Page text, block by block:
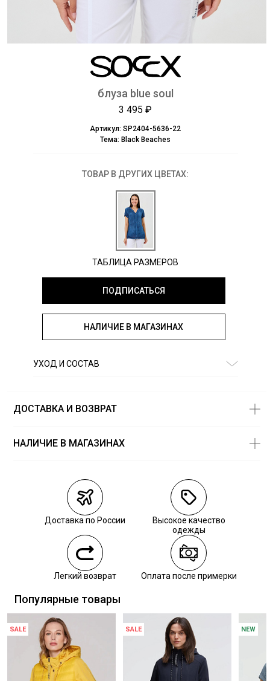
блуза blue soul
3 495 ₽
Артикул: SP2404-5636-22
Тема: Black Beaches
ТОВАР В ДРУГИХ ЦВЕТАХ:
ТАБЛИЦА РАЗМЕРОВ
ПОДПИСАТЬСЯ
НАЛИЧИЕ В МАГАЗИНАХ
УХОД И СОСТАВ
ДОСТАВКА И ВОЗВРАТ
Курьерская доставка СДЭК
Самовывоз из пункта выдачи СДЭК
Самовывоз из наших магазинов
Курьерская доставка СДЭК
Самовывоз из пункта выдачи СДЭК
НАЛИЧИЕ В МАГАЗИНАХ
Доставка по России
Высокое качество
одежды
Легкий возврат Оплата после примерки
Популярные товары
SALE SALE NEW